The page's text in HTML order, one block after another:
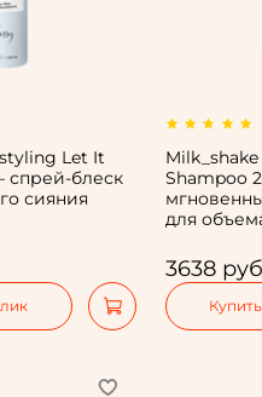
Let It
спрей-блеск
сияния
Shampoo
для
3638 руб